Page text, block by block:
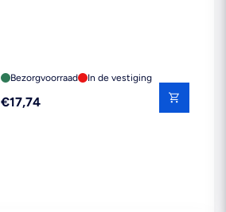
Bezorgvoorraad In de vestiging
Reguliere
€17,74